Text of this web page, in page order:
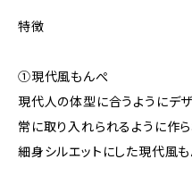
特徴
①現代風もんぺ
現代人の体型に合うようにデ
常に取り入れられるように作
細身シルエットにした現代風も